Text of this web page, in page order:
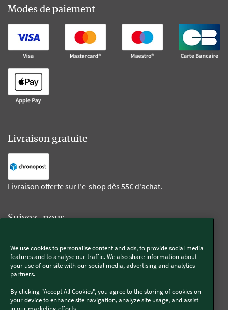
Modes de paiement
Livraison gratuite
Livraison offerte sur l'e-shop dès 55€ d'achat.
Suivez-nous
Kobold
Thermomix®
We use cookies to personalise content and ads, to provide social media
features and to analyse our traffic. We also share information about
your use of our site with our social media, advertising and analytics
partners.
By clicking "Accept All Cookies", you agree to the storing of cookies on
your device to enhance site navigation, analyze site usage, and assist